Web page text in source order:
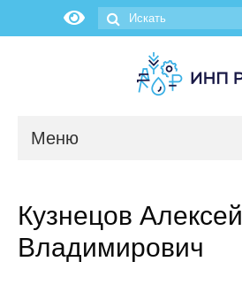
Меню
О нас
Об институте
Кузнецов Алексей
Владимирович